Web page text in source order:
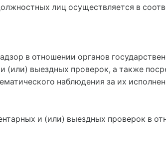
лиц осуществляется в
в отношении органов
выездных проверок, а также
наблюдения за их
и (или) выездных проверок в